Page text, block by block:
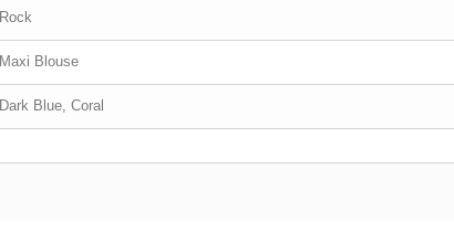
Rock
Maxi Blouse
Dark Blue, Coral